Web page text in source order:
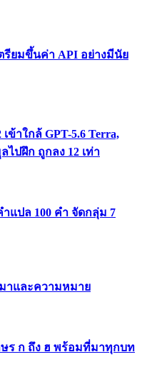
ตรียมขึ้นค่า API อย่างมีนัย
ข้าใกล้ GPT-5.6 Terra,
ปฝึก ถูกลง 12 เท่า
แปล 100 คำ จัดกลุ่ม 7
าและความหมาย
ษร ก ถึง ฮ พร้อมที่มาทุกบท